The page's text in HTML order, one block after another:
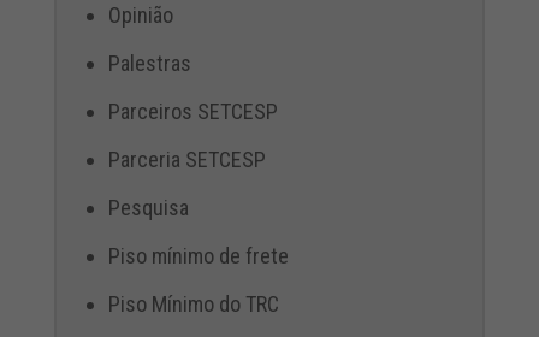
Opinião
Palestras
Parceiros SETCESP
Parceria SETCESP
Pesquisa
Piso mínimo de frete
Piso Mínimo do TRC